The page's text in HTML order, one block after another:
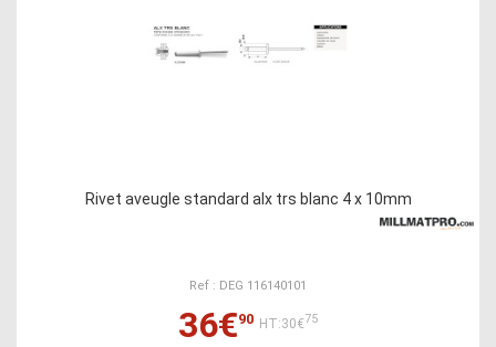
Rivet aveugle standard alx trs blanc 4 x 10mm
Ref : DEG 116140101
36€90 HT:30€75